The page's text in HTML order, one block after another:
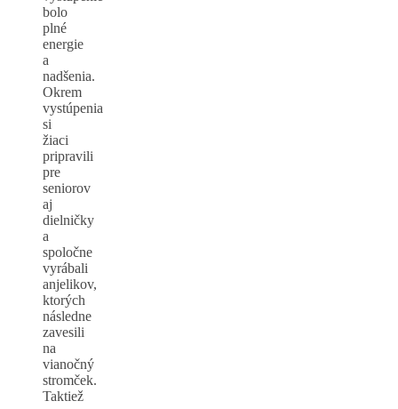
bolo
plné
energie
a
nadšenia.
Okrem
vystúpenia
si
žiaci
pripravili
pre
seniorov
aj
dielničky
a
spoločne
vyrábali
anjelikov,
ktorých
následne
zavesili
na
vianočný
stromček.
Taktiež